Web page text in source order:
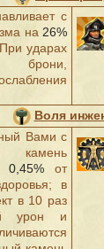
с
на 26%
ударах
Воля
Вами с
камень
0,45%от
в
в 10 раз
урон и